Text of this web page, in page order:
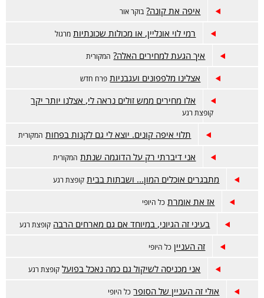
איפה את קונה? בוקר אור
רמי לוי אונליין, או מכולות שכונתיות מרגול
איך הגעת למחירים האלה? המקורית
אצלינו מלפפונים ועגבניות פרח חדש
אלו מחירים ממש זולים נראה לי, אצלנו יותר יקר
קופצת רגע
תלוי איפה קונים. יוצא לי גם לקנות בפחות המקורית
אני דיברתי רק על הדוגמה שנתת המקורית
מתבגרים אוכלים המון... ושבתות בבית קופצת רגע
אז את אומרת כל היופי
בעיני זה הגיוני, במיוחד אם גם מארחים הרבה קופצת רגע
זה העניין כל היופי
אני מכניסה לשיקול גם כמה נאכל בפועל קופצת רגע
אולי זה העניין של הסופר כל היופי